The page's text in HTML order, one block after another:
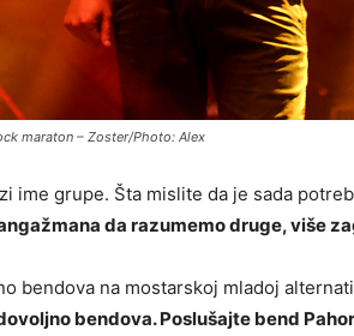
maraton – Zoster/Photo: Alex
ime grupe. Šta mislite da je sada
da razumemo druge, više
bendova na mostarskoj mladoj
bendova. Poslušajte bend